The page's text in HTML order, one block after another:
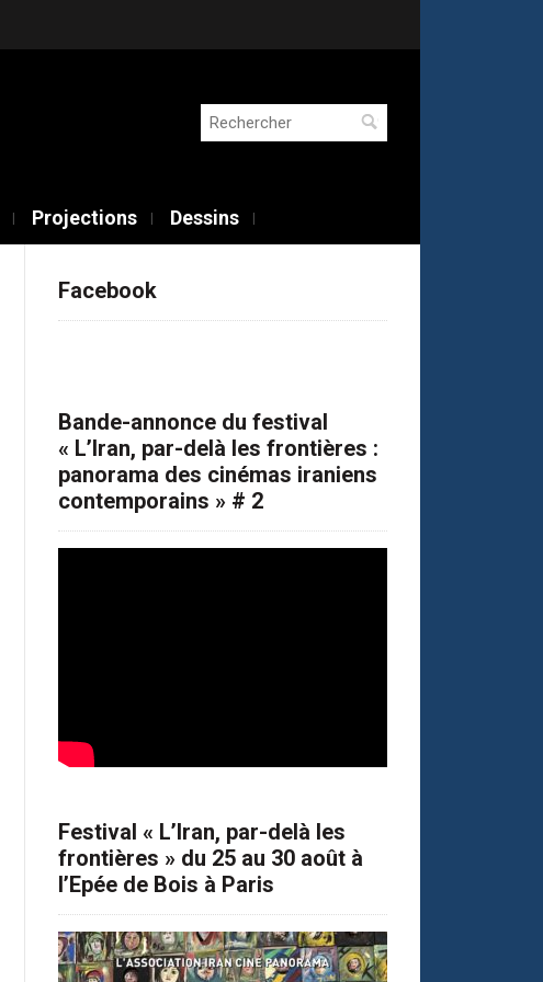
Rechercher :
Projections Dessins
Facebook
Bande-annonce du festival
« L’Iran, par-delà les frontières :
panorama des cinémas iraniens
contemporains » # 2
Festival « L’Iran, par-delà les
frontières » du 25 au 30 août à
l’Epée de Bois à Paris